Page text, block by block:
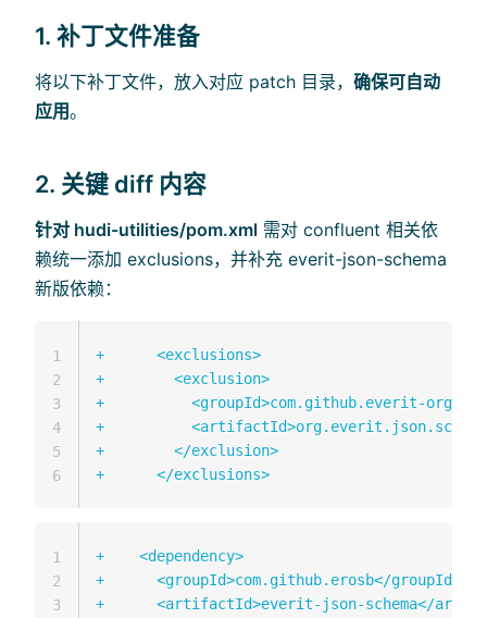
1. 补丁文件准备
将以下补丁文件，放入对应 patch 目录， 确保可自动
应用。
2. 关键 diff 内容
针对 hudi-utilities/pom.xml 需对 confluent 相关依
赖统一添加 exclusions，并补充 everit-json-schema
新版依赖：
+
+
+
+
+
+
1
2
3
4
5
6
+
+
+
1
2
3